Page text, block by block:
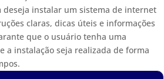
instalar um sistema de internet
claras, dicas úteis e informações
que o usuário tenha uma
a instalação seja realizada de forma